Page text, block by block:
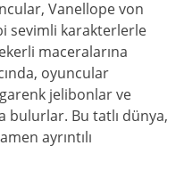
Vanellope von
sevimli karakterlerle
maceralarına
oyuncular
jelibonlar ve
bulurlar. Bu tatlı dünya,
ayrıntılı